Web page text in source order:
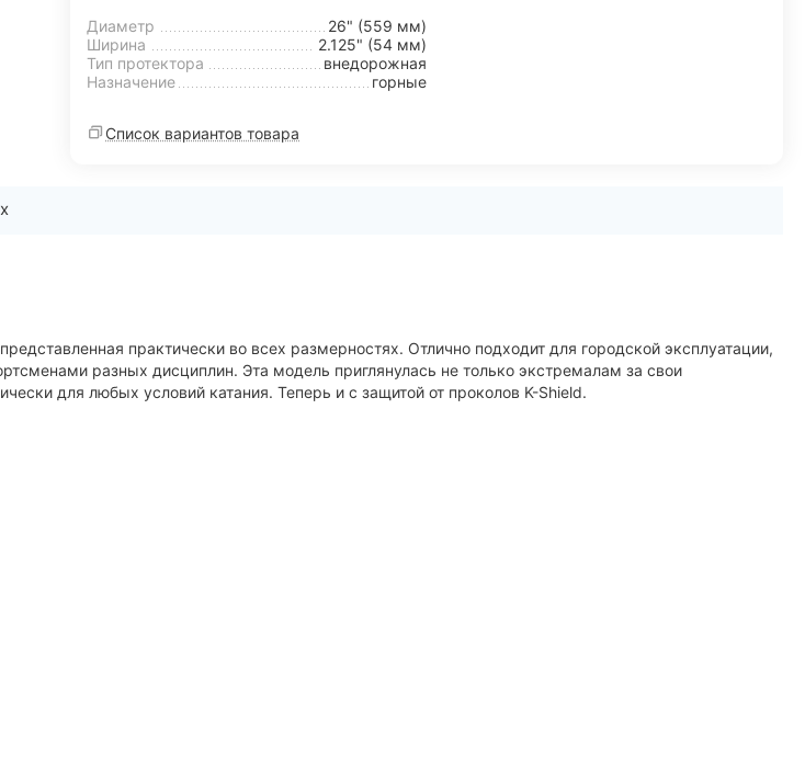
Диаметр
26" (559 мм)
Ширина
2.125" (54 мм)
Тип протектора
внедорожная
Назначение
горные
Список вариантов товара
практически во всех размерностях. Отлично подходит для городской эксплуатации,
разных дисциплин. Эта модель приглянулась не только экстремалам за свои
для любых условий катания. Теперь и с защитой от проколов K-Shield.